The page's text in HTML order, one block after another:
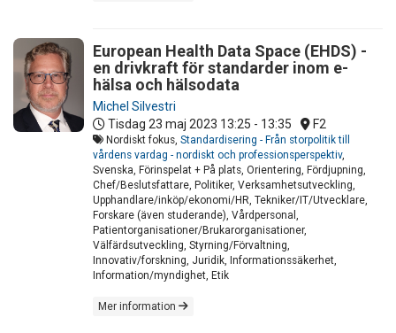
European Health Data Space (EHDS) -
en drivkraft för standarder inom e-
hälsa och hälsodata
Michel Silvestri
Tisdag 23 maj 2023 13:25 - 13:35 F2
Nordiskt fokus, Standardisering - Från storpolitik till
vårdens vardag - nordiskt och professionsperspektiv,
Svenska, Förinspelat + På plats, Orientering, Fördjupning,
Chef/Beslutsfattare, Politiker, Verksamhetsutveckling,
Upphandlare/inköp/ekonomi/HR, Tekniker/IT/Utvecklare,
Forskare (även studerande), Vårdpersonal,
Patientorganisationer/Brukarorganisationer,
Välfärdsutveckling, Styrning/Förvaltning,
Innovativ/forskning, Juridik, Informationssäkerhet,
Information/myndighet, Etik
Mer information